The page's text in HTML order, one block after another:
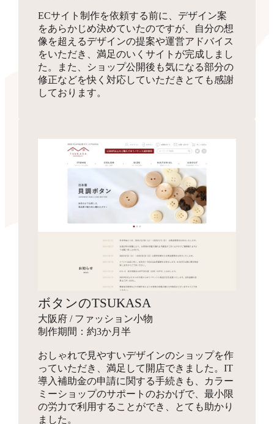
ECサイト制作を依頼する前に、デザイン案
をあらかじめ決めていたのですが、自分の想
像を超えるデザインの提案や運営アドバイス
をいただき、満足のいくサイトが完成しまし
た。また、ショップ公開後も気になる部分の
修正などを快く対応していただきとても感謝
しております。
ボタンのTSUKASA
大阪府 / ファッション小物
制作期間：約3か月半
おしゃれで見やすいデザインのショップを作
っていただき、満足して開店できました。IT
導入補助金の申請に関する手続きも、カラー
ミーショップのサポートのおかげで、最小限
の労力で利用することができ、とても助かり
ました。